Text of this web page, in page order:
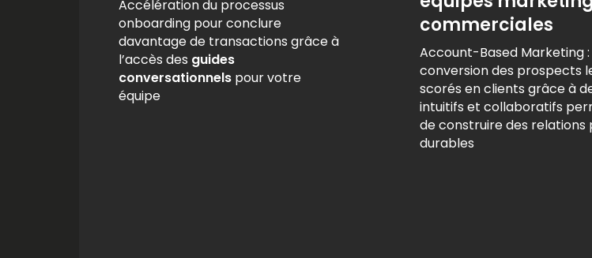
Accélération du processus
onboarding pour conclure
davantage de transactions grâce à
l’accès des guides
conversationnelspour votre
équipe
commerciales
Account-Based Marketing :
conversion des prospects
scorés en clients grâce à
intuitifs et collaboratifs
de construire des relations
durables